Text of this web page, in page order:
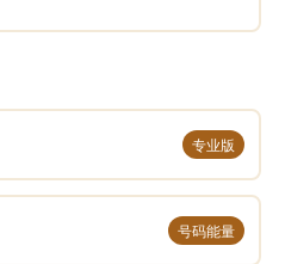
专业版
号码能量